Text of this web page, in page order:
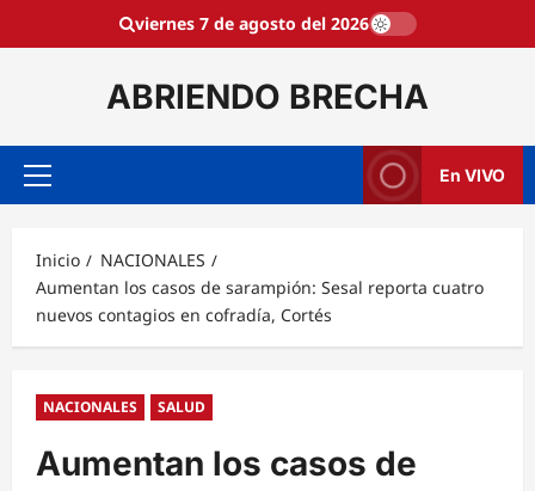
viernes 7 de agosto del 2026
ABRIENDO BRECHA
Menú
En VIVO
Inicio
NACIONALES
Aumentan los casos de sarampión: Sesal reporta cuatro
nuevos contagios en cofradía, Cortés
NACIONALES SALUD
Aumentan los casos de